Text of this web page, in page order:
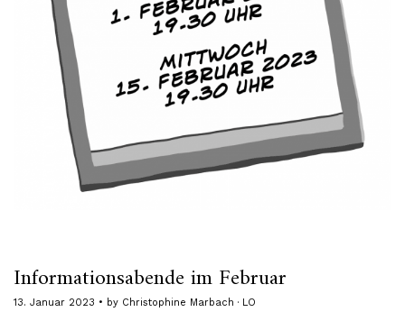
Informationsabende im Februar
13. Januar 2023 by Christophine Marbach · LO